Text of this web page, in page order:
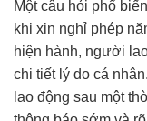
Một câu hỏi phổ
khi xin nghỉ phép
hiện hành, người
chi tiết lý do cá
lao động sau một